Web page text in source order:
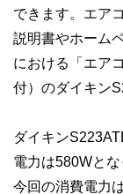
できます。エア
説明書やホーム
における「エア
付）のダイキン
ダイキン
電力は580Wと
今回の消費電力